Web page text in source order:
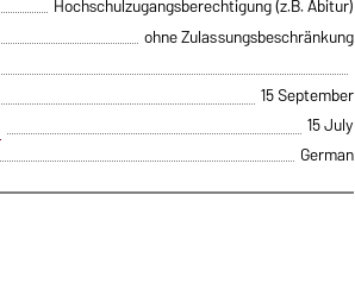
Hochschulzugangsberechtigung (z.B. Abitur)
ohne Zulassungsbeschränkung
15 September
15 July
German